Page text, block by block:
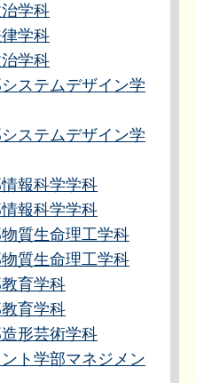
学科
学科
学科
ステムデザイン学
ステムデザイン学
報科学学科
報科学学科
質生命理工学科
質生命理工学科
育学科
育学科
形芸術学科
ト学部マネジメン